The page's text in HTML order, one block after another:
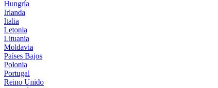
Hungría
Irlanda
Italia
Letonia
Lituania
Moldavia
Países Bajos
Polonia
Portugal
Reino Unido